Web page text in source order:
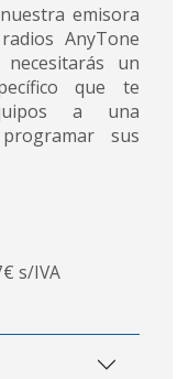
emisora
AnyTone
necesitarás un
que te
a una
sus
s/IVA